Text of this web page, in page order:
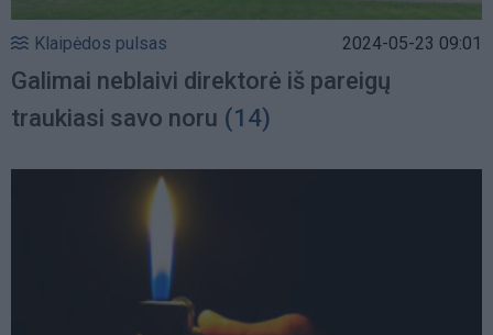
Klaipėdos pulsas 2024-05-23 09:01
Galimai neblaivi direktorė iš pareigų
traukiasi savo noru (14)